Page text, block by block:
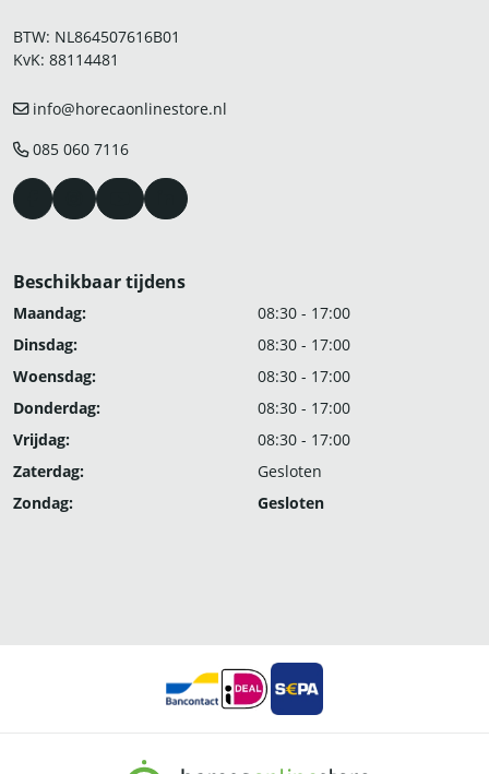
BTW: NL864507616B01
KvK: 88114481
info@horecaonlinestore.nl
085 060 7116
Beschikbaar tijdens
Maandag:
08:30 - 17:00
Dinsdag:
08:30 - 17:00
Woensdag:
08:30 - 17:00
Donderdag:
08:30 - 17:00
Vrijdag:
08:30 - 17:00
Zaterdag:
Gesloten
Zondag:
Gesloten